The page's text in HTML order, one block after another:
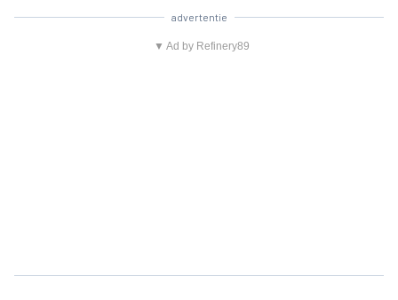
advertentie
▼ Ad by Refinery89